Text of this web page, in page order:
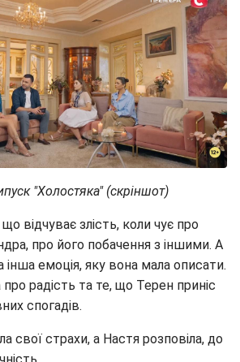
"Холостяка" (скріншот)
відчуває злість, коли чує про
про його побачення з іншими. А
емоція, яку вона мала описати.
про радість та те, що Терен приніс
спогадів.
свої страхи, а Настя розповіла, до